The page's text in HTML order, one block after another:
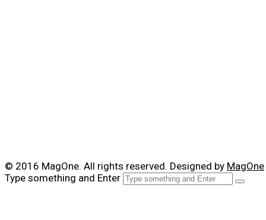
© 2016 MagOne. All rights reserved. Designed by MagOne
Type something and Enter